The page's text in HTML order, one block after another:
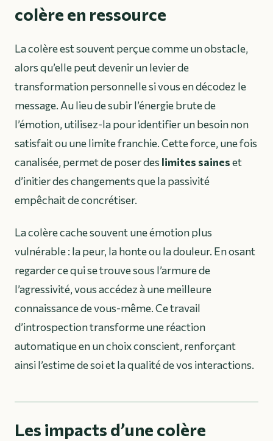
colère en ressource
La colère est souvent perçue comme un obstacle,
alors qu’elle peut devenir un levier de
transformation personnelle si vous en décodez le
message. Au lieu de subir l’énergie brute de
l’émotion, utilisez-la pour identifier un besoin non
satisfait ou une limite franchie. Cette force, une fois
canalisée, permet de poser deslimites saineset
d’initier des changements que la passivité
empêchait de concrétiser.
La colère cache souvent une émotion plus
vulnérable : la peur, la honte ou la douleur. En osant
regarder ce qui se trouve sous l’armure de
l’agressivité, vous accédez à une meilleure
connaissance de vous-même. Ce travail
d’introspection transforme une réaction
automatique en un choix conscient, renforçant
ainsi l’estime de soi et la qualité de vos interactions.
Les impacts d’une colère